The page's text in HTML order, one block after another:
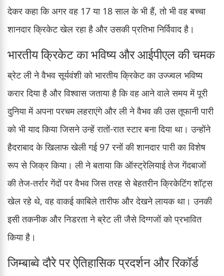
देकर कहा कि अगर वह 17 या 18 साल के भी हैं, तो भी वह बच्चा
शानदार क्रिकेट खेल रहा है और उसकी प्रतिभा निर्विवाद है।
भारतीय क्रिकेट का भविष्य और आईपीएल की चमक
ब्रेट ली ने वैभव सूर्यवंशी को भारतीय क्रिकेट का उज्ज्वल भविष्य
करार दिया है और विश्वास जताया है कि वह आने वाले समय में पूरी
दुनिया में अपना परचम लहराएंगे और ली ने वैभव की उस तूफानी पारी
को भी याद किया जिसने उन्हें रातों-रात स्टार बना दिया था। उन्होंने
हैदराबाद के खिलाफ खेली गई 97 रनों की शानदार पारी का विशेष
रूप से जिक्र किया। ली ने बताया कि ऑस्ट्रेलियाई तेज गेंदबाजों
की तेज-तर्रार गेंदों पर वैभव जिस तरह से बेहतरीन क्रिकेटिंग शॉट्स
खेल रहे थे, वह वाकई काबिले तारीफ और देखने लायक था। उनकी
इसी तकनीक और निडरता ने ब्रेट ली जैसे दिग्गजों को प्रभावित
किया है।
जिम्बाब्वे दौरे पर ऐतिहासिक प्रदर्शन और रिकॉर्ड